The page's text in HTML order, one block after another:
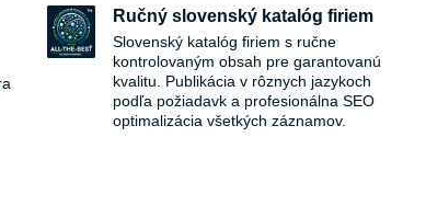
Ručný slovenský katalóg firiem
Slovenský katalóg firiem s ručne
kontrolovaným obsah pre garantovanú
kvalitu. Publikácia v rôznych jazykoch
podľa požiadavk a profesionálna SEO
optimalizácia všetkých záznamov.